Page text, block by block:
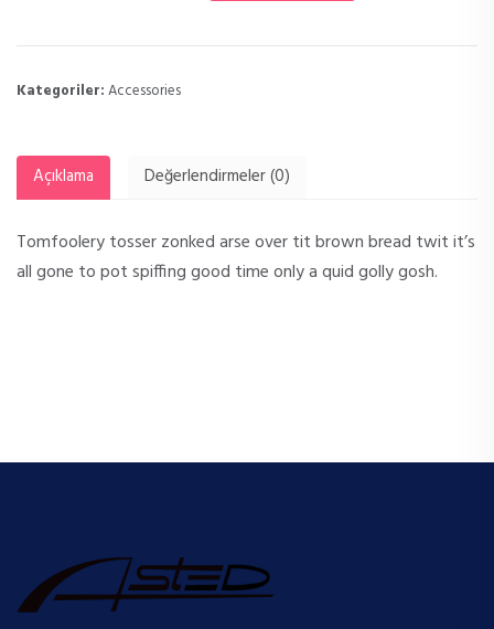
Kategoriler:Accessories
Açıklama Değerlendirmeler (0)
Tomfoolery tosser zonked arse over tit brown bread twit it’s
all gone to pot spiffing good time only a quid golly gosh.